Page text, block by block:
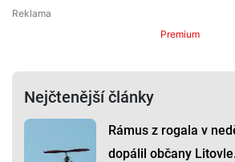
Premium
Nejčtenější články
Rámus z rogala v
dopálil občany